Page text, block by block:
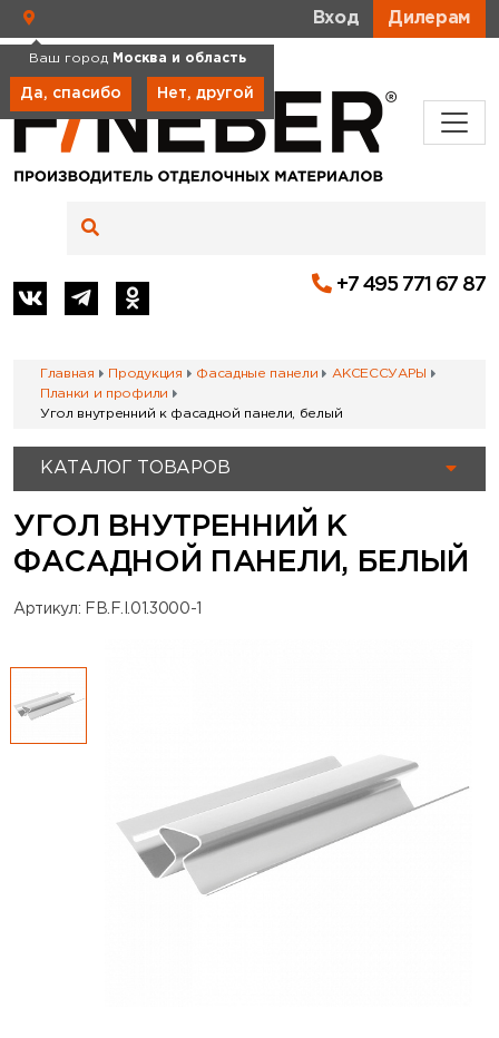
Вход Дилерам
+7 495 771 67 87
Главная Продукция Фасадные панели
АКСЕССУАРЫ
Планки и профили
Угол внутренний к фасадной панели, белый
КАТАЛОГ ТОВАРОВ
УГОЛ ВНУТРЕННИЙ К
ФАСАДНОЙ ПАНЕЛИ, БЕЛЫЙ
Артикул: FB.F.I.01.3000-1
Ваш город Москва и область
Да, спасибо Нет, другой